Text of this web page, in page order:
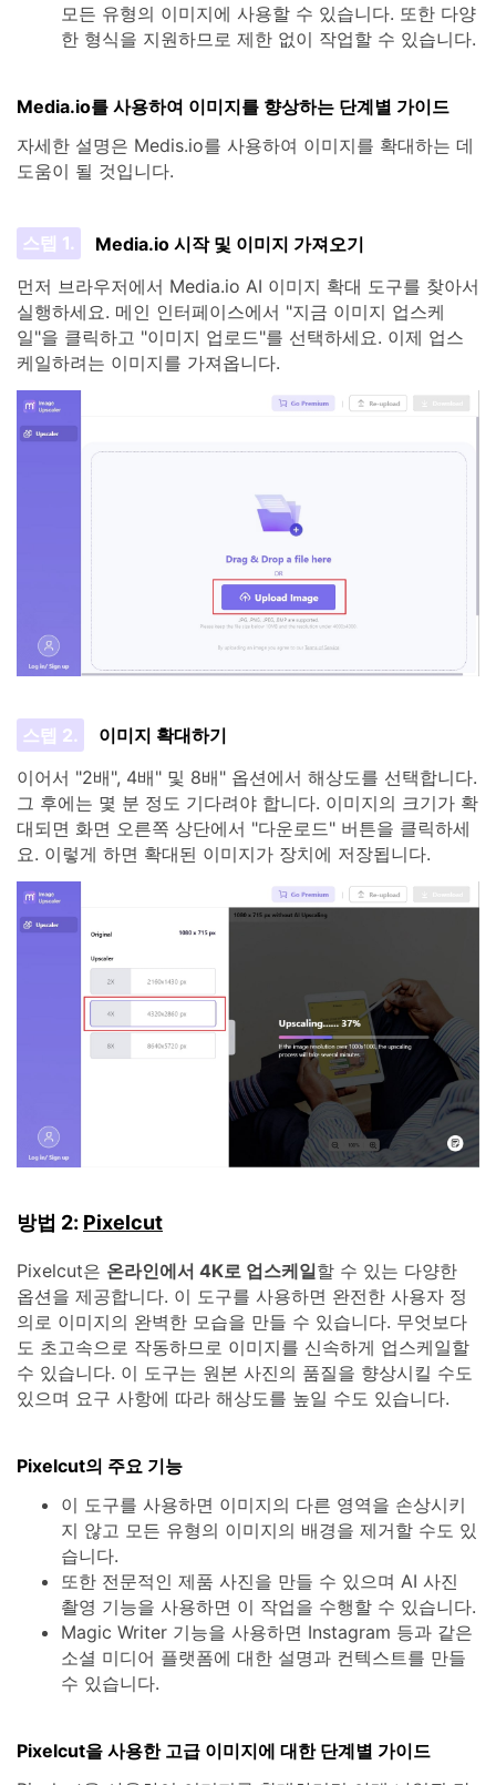
모든 유형의 이미지에 사용할 수 있습니다. 또한 다양
한 형식을 지원하므로 제한 없이 작업할 수 있습니다.
Media.io를 사용하여 이미지를 향상하는 단계별 가이드
자세한 설명은 Medis.io를 사용하여 이미지를 확대하는 데
도움이 될 것입니다.
스텝 1.
Media.io 시작 및 이미지 가져오기
먼저 브라우저에서 Media.io AI 이미지 확대 도구를 찾아서
실행하세요. 메인 인터페이스에서 "지금 이미지 업스케
일"을 클릭하고 "이미지 업로드"를 선택하세요. 이제 업스
케일하려는 이미지를 가져옵니다.
스텝 2.
이미지 확대하기
이어서 "2배", 4배" 및 8배" 옵션에서 해상도를 선택합니다.
그 후에는 몇 분 정도 기다려야 합니다. 이미지의 크기가 확
대되면 화면 오른쪽 상단에서 "다운로드" 버튼을 클릭하세
요. 이렇게 하면 확대된 이미지가 장치에 저장됩니다.
방법 2: Pixelcut
Pixelcut은 온라인에서 4K로 업스케일할 수 있는 다양한
옵션을 제공합니다. 이 도구를 사용하면 완전한 사용자 정
의로 이미지의 완벽한 모습을 만들 수 있습니다. 무엇보다
도 초고속으로 작동하므로 이미지를 신속하게 업스케일할
수 있습니다. 이 도구는 원본 사진의 품질을 향상시킬 수도
있으며 요구 사항에 따라 해상도를 높일 수도 있습니다.
Pixelcut의 주요 기능
이 도구를 사용하면 이미지의 다른 영역을 손상시키
지 않고 모든 유형의 이미지의 배경을 제거할 수도 있
습니다.
또한 전문적인 제품 사진을 만들 수 있으며 AI 사진
촬영 기능을 사용하면 이 작업을 수행할 수 있습니다.
Magic Writer 기능을 사용하면 Instagram 등과 같은
소셜 미디어 플랫폼에 대한 설명과 컨텍스트를 만들
수 있습니다.
Pixelcut을 사용한 고급 이미지에 대한 단계별 가이드